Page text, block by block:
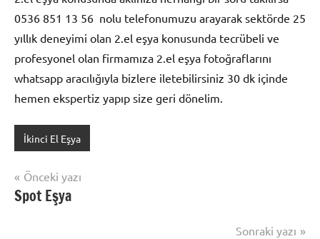
0536 851 13 56 nolu telefonumuzu arayarak sektörde 25
yıllık deneyimi olan 2.el eşya konusunda tecrübeli ve
profesyonel olan firmamıza 2.el eşya fotoğraflarını
whatsapp aracılığıyla bizlere iletebilirsiniz 30 dk içinde
hemen ekspertiz yapıp size geri dönelim.
İkinci El Eşya
Yazı
gezinmesi
Önceki yazı
Spot Eşya
Sonraki yazı